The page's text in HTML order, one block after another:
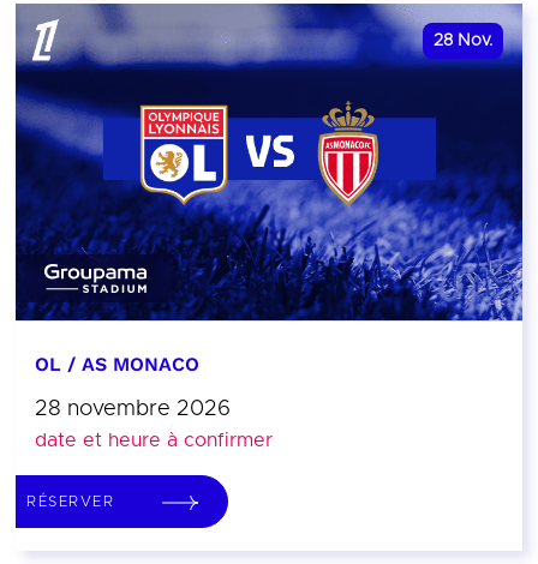
28 Nov.
OL / AS MONACO
28 novembre 2026
date et heure à confirmer
RÉSERVER